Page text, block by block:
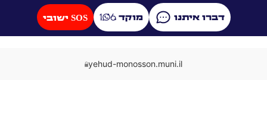
דברו איתנו מוקד SOS ישובי
yehud-monosson.muni.il